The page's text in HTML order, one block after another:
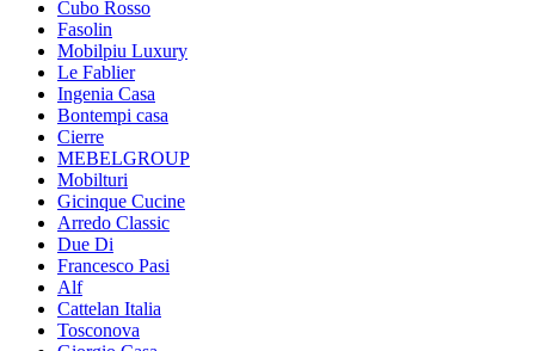
Cubo Rosso
Fasolin
Mobilpiu Luxury
Le Fablier
Ingenia Casa
Bontempi casa
Cierre
MEBELGROUP
Mobilturi
Gicinque Cucine
Arredo Classic
Due Di
Francesco Pasi
Alf
Cattelan Italia
Tosconova